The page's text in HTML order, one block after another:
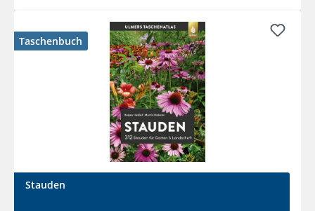
Taschenbuch
Stauden